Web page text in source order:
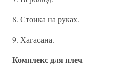
8. Стоика на руках.
9. Хагасана.
Комплекс для плеч